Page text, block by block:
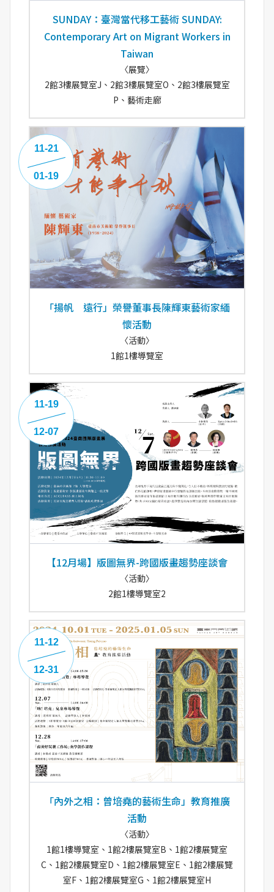
SUNDAY：臺灣當代移工藝術 SUNDAY:
Contemporary Art on Migrant Workers in
Taiwan
〈展覽〉
2館3樓展覽室J、2館3樓展覽室O、2館3樓展覽室
P、藝術走廊
「揚帆 遠行」榮譽董事長陳輝東藝術家緬
懷活動
〈活動〉
1館1樓導覽室
11-21
01-19
【12月場】版圖無界-跨國版畫趨勢座談會
〈活動〉
2館1樓導覽室2
11-19
12-07
「內外之相：曾培堯的藝術生命」教育推廣
活動
〈活動〉
1館1樓導覽室、1館2樓展覽室B、1館2樓展覽室
C、1館2樓展覽室D、1館2樓展覽室E、1館2樓展覽
室F、1館2樓展覽室G、1館2樓展覽室H
11-12
12-31